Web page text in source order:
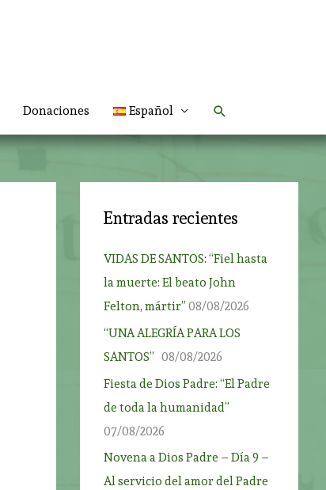
Donaciones Español Buscar
Entradas recientes
VIDAS DE SANTOS: “Fiel hasta
la muerte: El beato John
Felton, mártir” 08/08/2026
“UNA ALEGRÍA PARA LOS
SANTOS” 08/08/2026
Fiesta de Dios Padre: “El Padre
de toda la humanidad”
07/08/2026
Novena a Dios Padre – Día 9 –
Al servicio del amor del Padre